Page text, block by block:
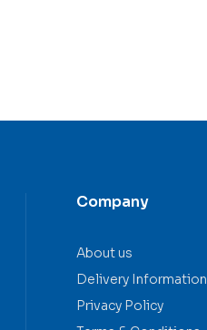
Company
About us
Delivery Information
Privacy Policy